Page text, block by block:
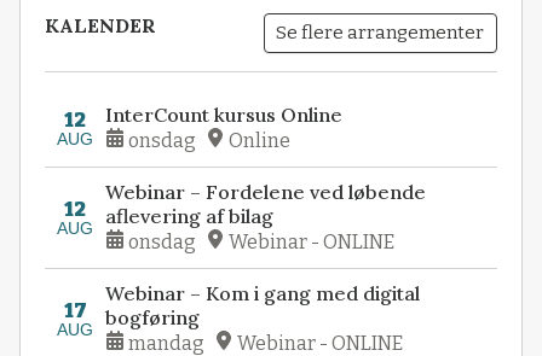
KALENDER Se flere arrangementer
12
AUG
InterCount kursus Online
onsdag Online
12
AUG
Webinar – Fordelene ved løbende
aflevering af bilag
onsdag Webinar - ONLINE
17
AUG
Webinar – Kom i gang med digital
bogføring
mandag Webinar - ONLINE